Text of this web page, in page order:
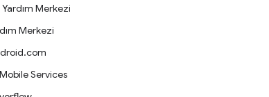
Merkezi
Merkezi
Services